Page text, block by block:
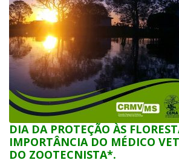
DIA DA PROTEÇÃO ÀS
IMPORTÂNCIA DO MÉDICO
DO ZOOTECNISTA*.